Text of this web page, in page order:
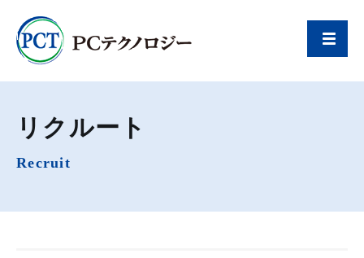
リクルート
Recruit